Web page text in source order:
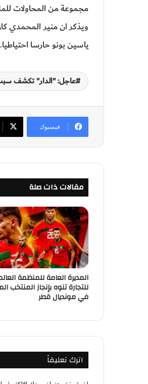
مجموعة من المحاولات
ياسين بونو حارسا احتياطيا.
عاجل: "الدار" تكشف سبب
فيسبوك
مقالات ذات صلة
المديرة العامة للمنظمة
للتجارة تنوه بإنجاز المنتخب
في مونديال قطر
اترك تعليقاً